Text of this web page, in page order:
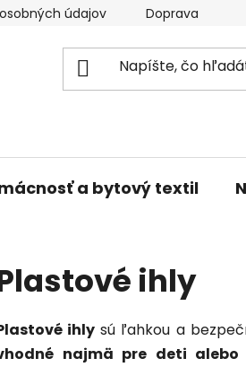
údajov Doprava a platba
a bytový textil
ihly
ihly sú ľahkou a
najmä pre deti alebo